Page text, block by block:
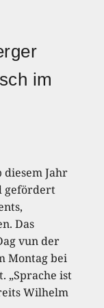
im
Jahr
gefördert
Das
vun der
Montag bei
„Sprache ist
Wilhelm